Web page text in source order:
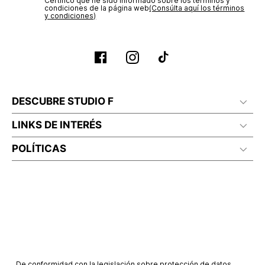
condiciones de la página web‎(Consúlta aquí los términos
y condiciones)
DESCUBRE STUDIO F
LINKS DE INTERÉS
POLÍTICAS